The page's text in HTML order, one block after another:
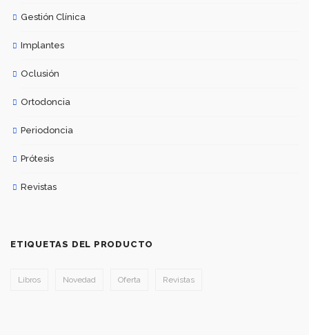
Gestión Clínica
Implantes
Oclusión
Ortodoncia
Periodoncia
Prótesis
Revistas
ETIQUETAS DEL PRODUCTO
Libros Novedad Oferta Revistas